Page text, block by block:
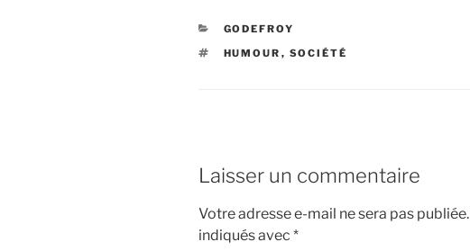
o
k
e
s
r
CATÉGORIES
GODEFROY
ÉTIQUETTES
HUMOUR , SOCIÉTÉ
Laisser un commentaire
Votre adresse e-mail ne sera pas publiée.
indiqués avec *